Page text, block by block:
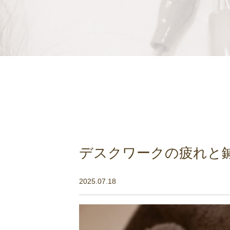
デスクワークの疲れと
2025.07.18